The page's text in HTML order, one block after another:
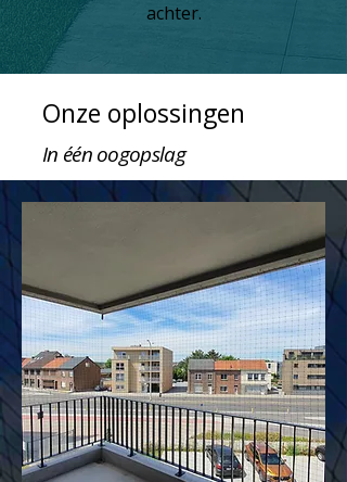
achter.
Onze oplossingen
In één oogopslag